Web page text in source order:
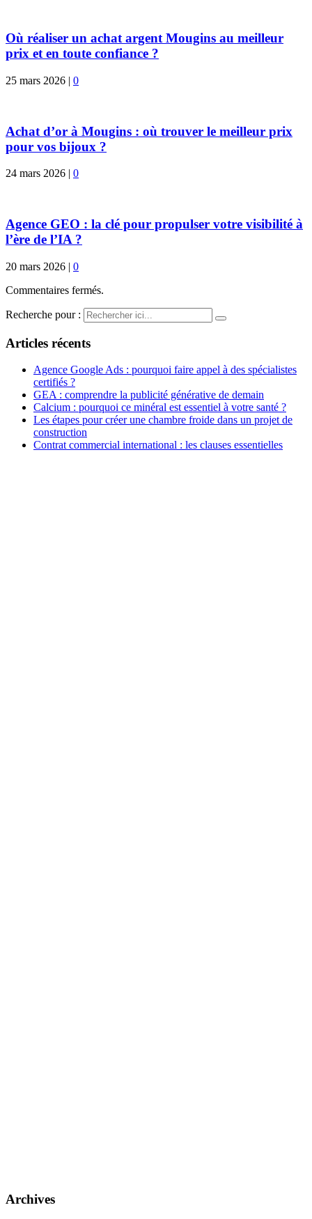
Où réaliser un achat argent Mougins au meilleur
prix et en toute confiance ?
25 mars 2026 | 0
Achat d’or à Mougins : où trouver le meilleur prix
pour vos bijoux ?
24 mars 2026 | 0
Agence GEO : la clé pour propulser votre visibilité à
l’ère de l’IA ?
20 mars 2026 | 0
Commentaires fermés.
Recherche pour :
Articles récents
Agence Google Ads : pourquoi faire appel à des spécialistes
certifiés ?
GEA : comprendre la publicité générative de demain
Calcium : pourquoi ce minéral est essentiel à votre santé ?
Les étapes pour créer une chambre froide dans un projet de
construction
Contrat commercial international : les clauses essentielles
Archives